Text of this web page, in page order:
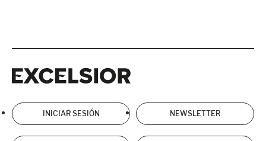
INICIAR SESIÓN NEWSLETTER